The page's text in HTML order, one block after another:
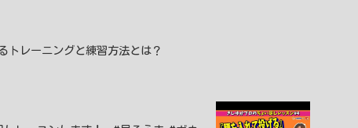
トレーニングと練習方法とは？